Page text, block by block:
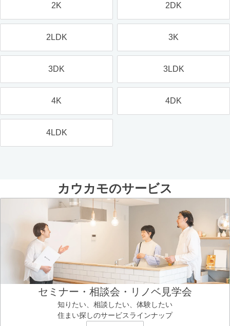
2K 2DK
2LDK 3K
3DK 3LDK
4K 4DK
4LDK
カウカモのサービス
セミナー・相談会・リノベ見学会
知りたい、相談したい、体験したい
住まい探しのサービスラインナップ